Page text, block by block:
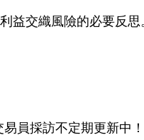
益交織風險的必要反思
員採訪不定期更新中